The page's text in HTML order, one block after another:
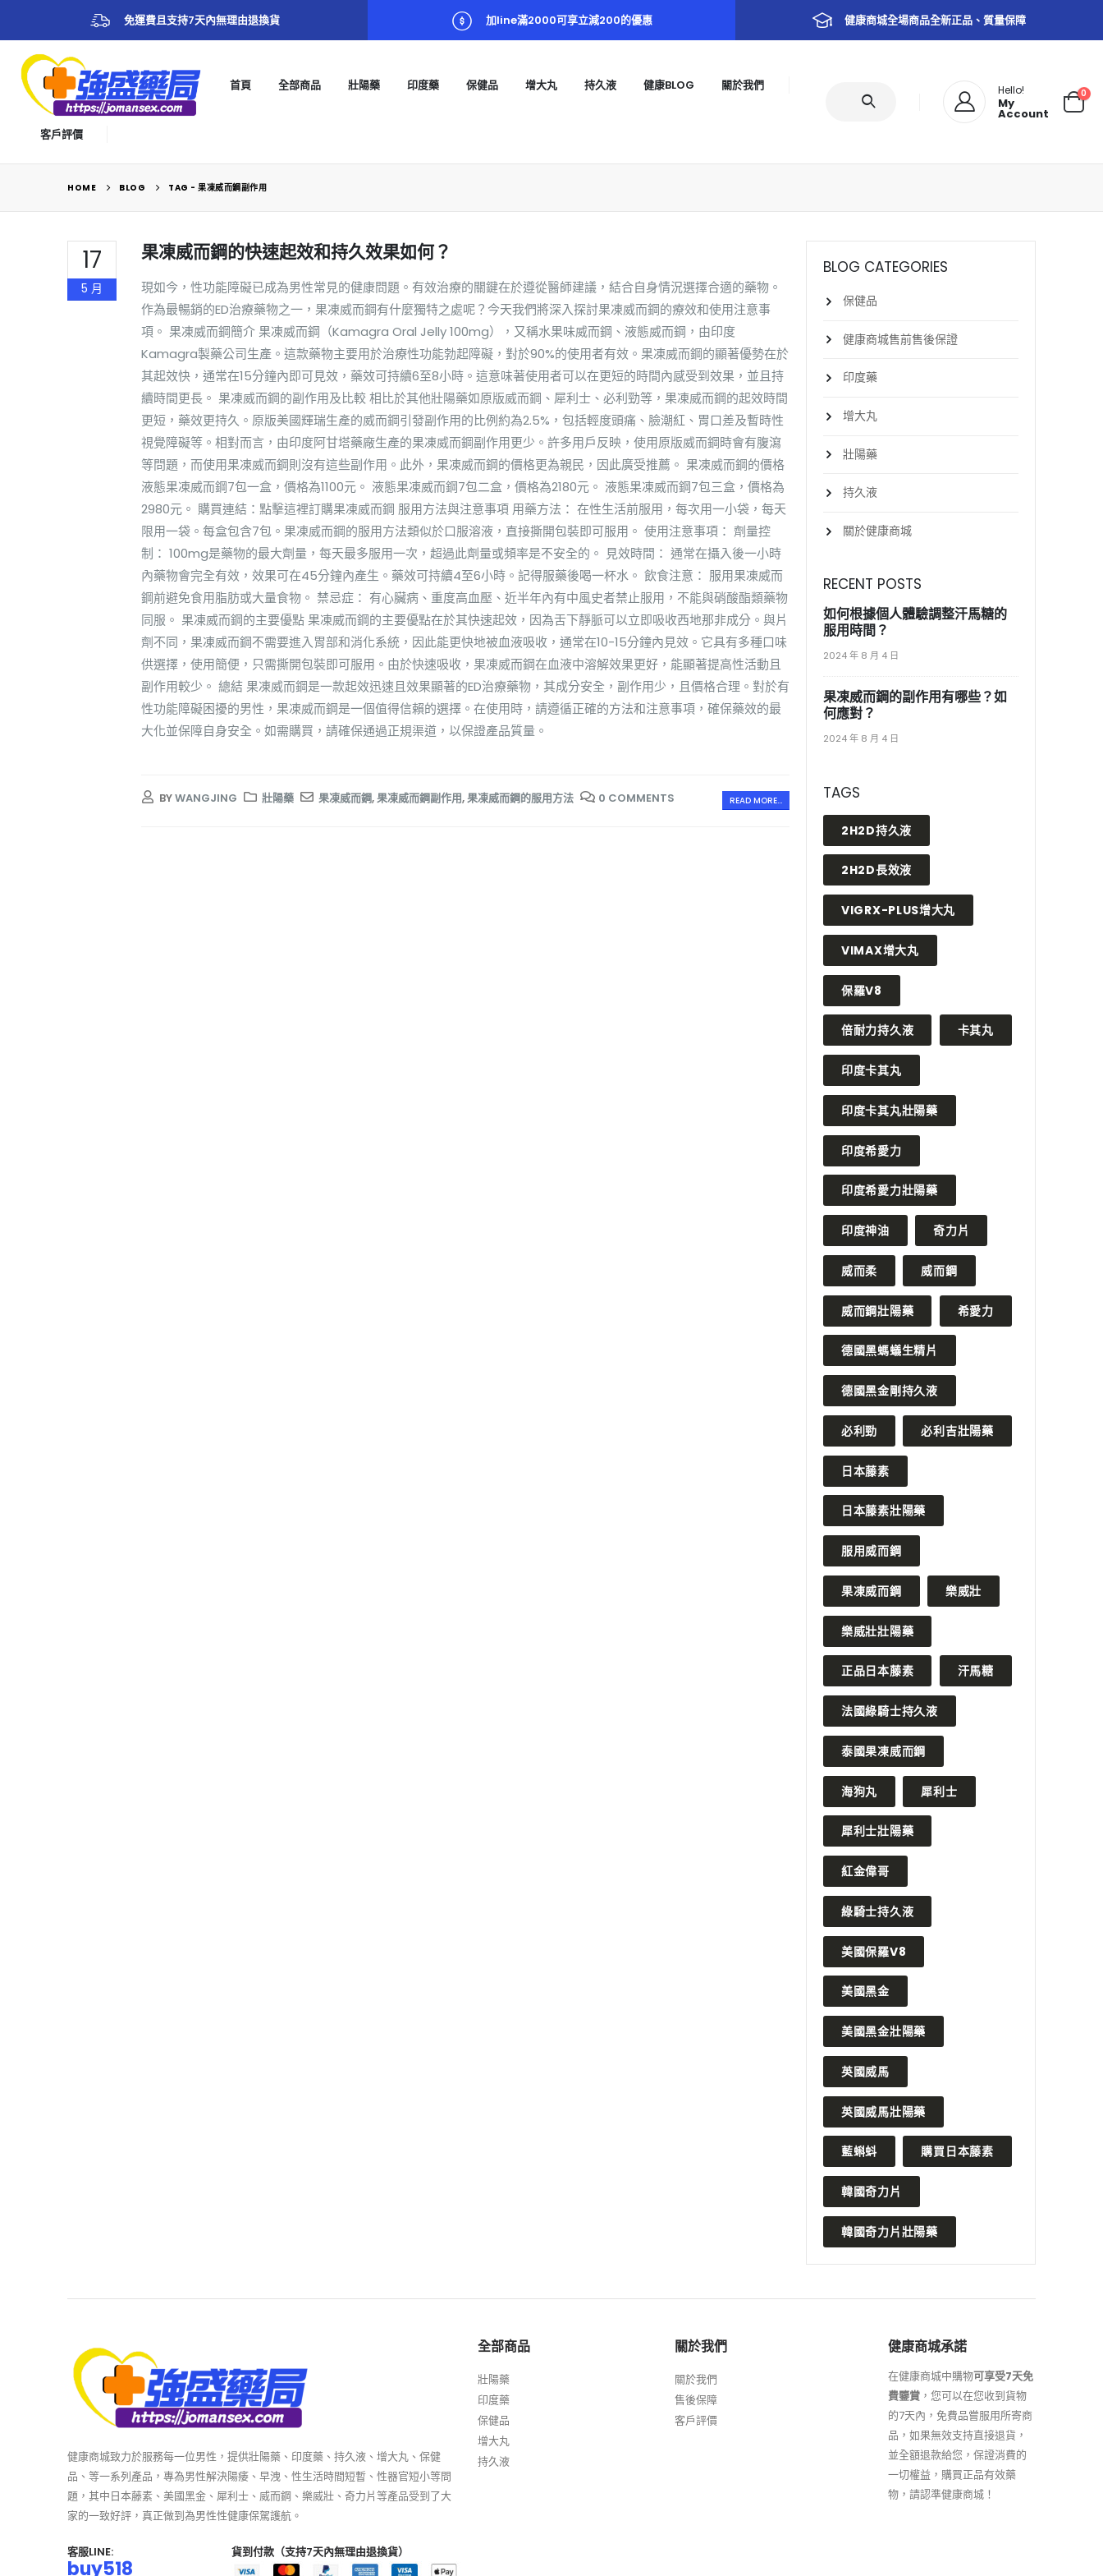
免運費且支持7天內無理由退換貨 加line滿2000可享立減200的優惠 健康商城全場商品全新正品、質量保障
首頁 全部商品 壯陽藥 印度藥 保健品 增大丸 持久液 健康BLOG 關於我們
客戶評價
Hello!
My
Account
0
HOME BLOG TAG - 果凍威而鋼副作用
17
5 月
果凍威而鋼的快速起效和持久效果如何？
現如今，性功能障礙已成為男性常見的健康問題。有效治療的關鍵在於遵從醫師建議，結合自身情況選擇合適的藥物。
作為最暢銷的ED治療藥物之一，果凍威而鋼有什麼獨特之處呢？今天我們將深入探討果凍威而鋼的療效和使用注意事
項。 果凍威而鋼簡介 果凍威而鋼（Kamagra Oral Jelly 100mg），又稱水果味威而鋼、液態威而鋼，由印度
Kamagra製藥公司生產。這款藥物主要用於治療性功能勃起障礙，對於90%的使用者有效。果凍威而鋼的顯著優勢在於
其起效快，通常在15分鐘內即可見效，藥效可持續6至8小時。這意味著使用者可以在更短的時間內感受到效果，並且持
續時間更長。 果凍威而鋼的副作用及比較 相比於其他壯陽藥如原版威而鋼、犀利士、必利勁等，果凍威而鋼的起效時間
更短，藥效更持久。原版美國輝瑞生產的威而鋼引發副作用的比例約為2.5%，包括輕度頭痛、臉潮紅、胃口差及暫時性
視覺障礙等。相對而言，由印度阿甘塔藥廠生產的果凍威而鋼副作用更少。許多用戶反映，使用原版威而鋼時會有腹瀉
等問題，而使用果凍威而鋼則沒有這些副作用。此外，果凍威而鋼的價格更為親民，因此廣受推薦。 果凍威而鋼的價格
液態果凍威而鋼7包一盒，價格為1100元。 液態果凍威而鋼7包二盒，價格為2180元。 液態果凍威而鋼7包三盒，價格為
2980元。 購買連結：點擊這裡訂購果凍威而鋼 服用方法與注意事項 用藥方法： 在性生活前服用，每次用一小袋，每天
限用一袋。每盒包含7包。果凍威而鋼的服用方法類似於口服溶液，直接撕開包裝即可服用。 使用注意事項： 劑量控
制： 100mg是藥物的最大劑量，每天最多服用一次，超過此劑量或頻率是不安全的。 見效時間： 通常在攝入後一小時
內藥物會完全有效，效果可在45分鐘內產生。藥效可持續4至6小時。記得服藥後喝一杯水。 飲食注意： 服用果凍威而
鋼前避免食用脂肪或大量食物。 禁忌症： 有心臟病、重度高血壓、近半年內有中風史者禁止服用，不能與硝酸酯類藥物
同服。 果凍威而鋼的主要優點 果凍威而鋼的主要優點在於其快速起效，因為舌下靜脈可以立即吸收西地那非成分。與片
劑不同，果凍威而鋼不需要進入胃部和消化系統，因此能更快地被血液吸收，通常在10-15分鐘內見效。它具有多種口味
供選擇，使用簡便，只需撕開包裝即可服用。由於快速吸收，果凍威而鋼在血液中溶解效果更好，能顯著提高性活動且
副作用較少。 總結 果凍威而鋼是一款起效迅速且效果顯著的ED治療藥物，其成分安全，副作用少，且價格合理。對於有
性功能障礙困擾的男性，果凍威而鋼是一個值得信賴的選擇。在使用時，請遵循正確的方法和注意事項，確保藥效的最
大化並保障自身安全。如需購買，請確保通過正規渠道，以保證產品質量。
BYWANGJING 壯陽藥 果凍威而鋼,果凍威而鋼副作用,果凍威而鋼的服用方法 0 COMMENTS READ MORE...
BLOG CATEGORIES
保健品
健康商城售前售後保證
印度藥
增大丸
壯陽藥
持久液
關於健康商城
RECENT POSTS
如何根據個人體驗調整汗馬糖的
服用時間？
2024 年 8 月 4 日
果凍威而鋼的副作用有哪些？如
何應對？
2024 年 8 月 4 日
TAGS
2H2D持久液
2H2D長效液
VIGRX-PLUS增大丸
VIMAX增大丸
保羅V8
倍耐力持久液 卡其丸
印度卡其丸
印度卡其丸壯陽藥
印度希愛力
印度希愛力壯陽藥
印度神油 奇力片
威而柔 威而鋼
威而鋼壯陽藥 希愛力
德國黑螞蟻生精片
德國黑金剛持久液
必利勁 必利吉壯陽藥
日本藤素
日本藤素壯陽藥
服用威而鋼
果凍威而鋼 樂威壯
樂威壯壯陽藥
正品日本藤素 汗馬糖
法國綠騎士持久液
泰國果凍威而鋼
海狗丸 犀利士
犀利士壯陽藥
紅金偉哥
綠騎士持久液
美國保羅V8
美國黑金
美國黑金壯陽藥
英國威馬
英國威馬壯陽藥
藍蝌蚪 購買日本藤素
韓國奇力片
韓國奇力片壯陽藥
健康商城致力於服務每一位男性，提供壯陽藥、印度藥、持久液、增大丸、保健
品、等一系列產品，專為男性解決陽痿、早洩、性生活時間短暫、性器官短小等問
題，其中日本藤素、美國黑金、犀利士、威而鋼、樂威壯、奇力片等產品受到了大
家的一致好評，真正做到為男性性健康保駕護航。
客服LINE:
buy518
貨到付款（支持7天內無理由退換貨）
全部商品
壯陽藥
印度藥
保健品
增大丸
持久液
關於我們
關於我們
售後保障
客戶評價
健康商城承諾
在健康商城中購物可享受7天免
費鑒賞 ，您可以在您收到貨物
的7天內，免費品嘗服用所寄商
品，如果無效支持直接退貨，
並全額退款給您，保證消費的
一切權益，購買正品有效藥
物，請認準健康商城！